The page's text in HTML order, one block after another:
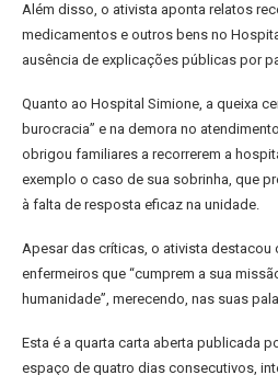
Além disso, o ativista aponta relatos
medicamentos e outros bens no
ausência de explicações públicas por
Quanto ao Hospital Simione, a queixa
burocracia” e na demora no
obrigou familiares a recorrerem a
exemplo o caso de sua sobrinha, que
à falta de resposta eficaz na unidade.
Apesar das críticas, o ativista destacou
enfermeiros que “cumprem a sua
humanidade”, merecendo, nas suas
Esta é a quarta carta aberta publicada
espaço de quatro dias consecutivos,